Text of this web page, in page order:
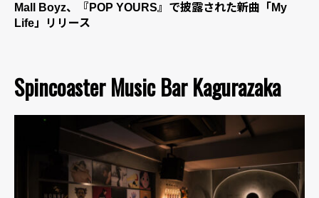
Mall Boyz、『POP YOURS』で披露された新曲「My
Life」リリース
Spincoaster Music Bar Kagurazaka